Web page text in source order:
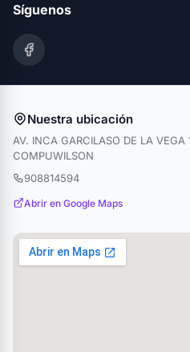
Síguenos
Nuestra ubicación
AV. INCA GARCILASO DE LA VEGA
COMPUWILSON
908814594
Abrir en Google Maps